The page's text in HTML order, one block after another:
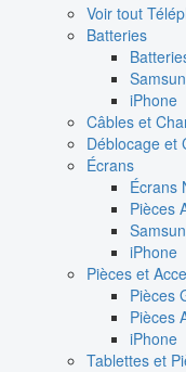
Voir tout
Batteries
iPhone
Câbles et
Déblocage et
Écrans
Écrans
Pièces
iPhone
Pièces et
Pièces
Pièces
iPhone
Tablettes et